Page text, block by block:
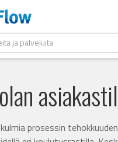
prosessin